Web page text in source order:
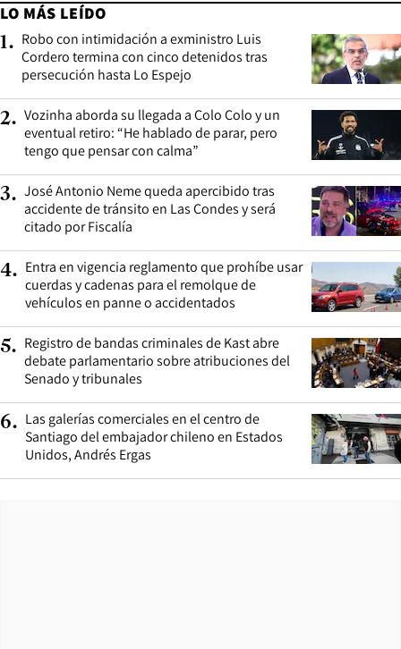
LO MÁS LEÍDO
1. Robo con intimidación a exministro Luis
Cordero termina con cinco detenidos tras
persecución hasta Lo Espejo
2. Vozinha aborda su llegada a Colo Colo y un
eventual retiro: “He hablado de parar, pero
tengo que pensar con calma”
3. José Antonio Neme queda apercibido tras
accidente de tránsito en Las Condes y será
citado por Fiscalía
4. Entra en vigencia reglamento que prohíbe usar
cuerdas y cadenas para el remolque de
vehículos en panne o accidentados
5. Registro de bandas criminales de Kast abre
debate parlamentario sobre atribuciones del
Senado y tribunales
6. Las galerías comerciales en el centro de
Santiago del embajador chileno en Estados
Unidos, Andrés Ergas